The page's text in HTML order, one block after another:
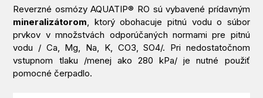
Reverzné osmózy AQUATIP® RO sú vybavené prídavným
mineralizátorom, ktorý obohacuje pitnú vodu o súbor
prvkov v množstvách odporúčaných normami pre pitnú
vodu / Ca, Mg, Na, K, CO3, SO4/. Pri nedostatočnom
vstupnom tlaku /menej ako 280 kPa/ je nutné použiť
pomocné čerpadlo.